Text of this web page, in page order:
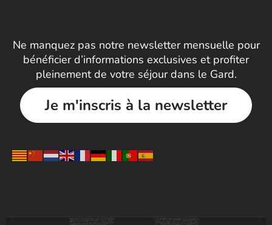
Ne manquez pas notre newsletter mensuelle pour
bénéficier d’informations exclusives et profiter
pleinement de votre séjour dans le Gard.
Je m'inscris à la newsletter